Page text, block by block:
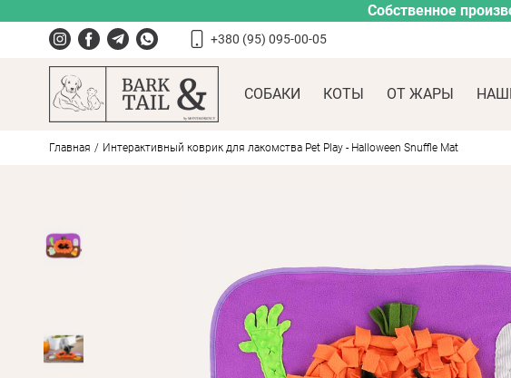
Собственное
+380 (95) 095-00-05
СОБАКИ КОТЫ ОТ ЖАРЫ
Главная Интерактивный коврик для лакомства Pet Play - Halloween Snuffle Mat